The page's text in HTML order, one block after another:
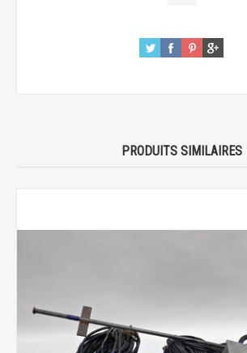
PRODUITS SIMILAIRES